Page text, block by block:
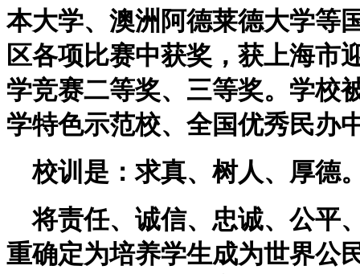
本大学、澳洲阿德莱德大学等
区各项比赛中获奖，获上海市
学竞赛二等奖、三等奖。学校
学特色示范校、全国优秀民办
校训是：求真、树人、厚德
将责任、诚信、忠诚、公平
重确定为培养学生成为世界公